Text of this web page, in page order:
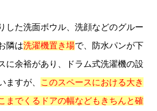
した洗面ボウル、洗顔などのグルー
隣は洗濯機置き場で、防水パンが下
に余裕があり、ドラム式洗濯機の設
ますが、
このスペースにおける大き
までくるドアの幅などもきちんと確